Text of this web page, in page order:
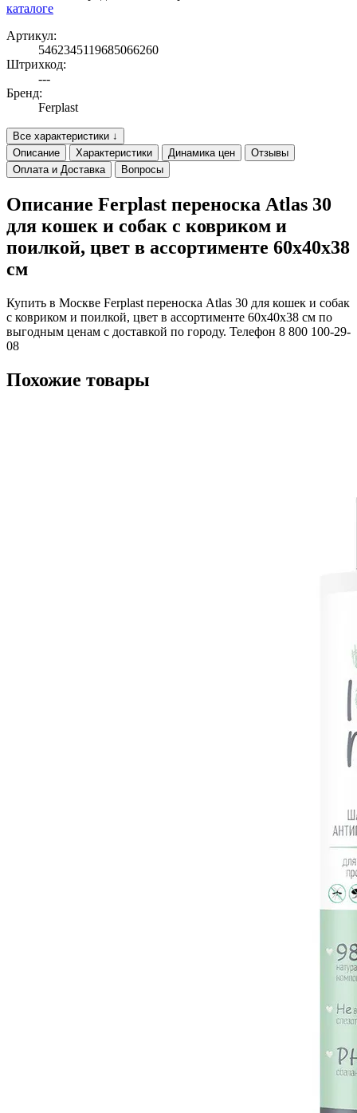
каталоге
Артикул:
5462345119685066260
Штрихкод:
---
Бренд:
Ferplast
Все характеристики ↓
Описание
Характеристики Динамика цен
Отзывы
Оплата и Доставка
Вопросы
Описание Ferplast переноска Atlas 30
для кошек и собак с ковриком и
поилкой, цвет в ассортименте 60х40х38
см
Купить в Москве Ferplast переноска Atlas 30 для кошек и собак
с ковриком и поилкой, цвет в ассортименте 60х40х38 см по
выгодным ценам с доставкой по городу. Телефон 8 800 100-29-
08
Похожие товары